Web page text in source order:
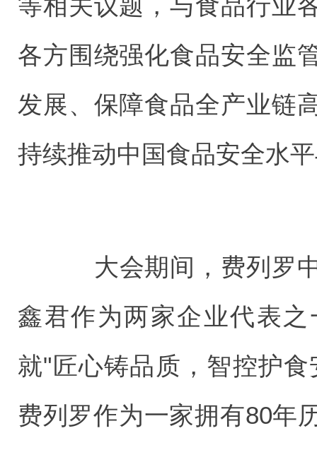
各方围绕强化食品安全监
发展、保障食品全产业链
持续推动中国食品安全水
大会期间，费列罗中
鑫君作为两家企业代表
就"匠心铸品质，智控护
费列罗作为一家拥有80年